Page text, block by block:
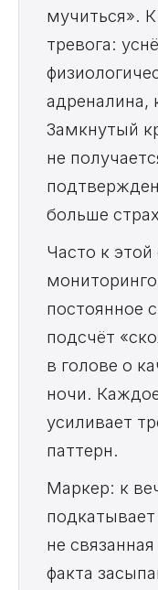
мучиться».
тревога:
адреналина,
Замкнутый
не
больше
Часто к
постоянное
подсчёт
в голове о
ночи.
усиливает
паттерн.
Маркер: к
не
факта